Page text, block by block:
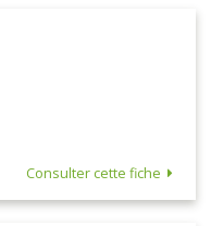
Consulter cette fiche